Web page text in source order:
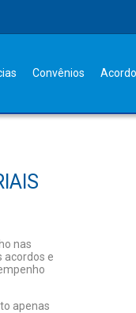
Convênios
nas
acordos e
apenas